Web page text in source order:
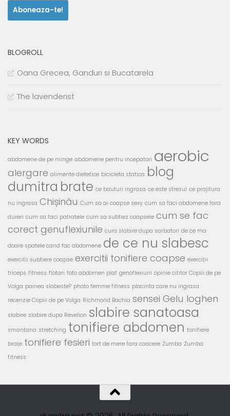
BLOGROLL
Oana Grecea, Ganduri si Bucatarela
The lavenderist
KEY WORDS
abdomene de pe minge abdomene pentru incepatori aerobic
alergare alimente dietetice bicicleta statica blog
dumitra brate ce bauturi ingrasa ce este stresul ce prajitura
nu ingrasa Chișinău Cum sa ai coapse sexy cum sa faci abdomene fara
dureri cum sa faci patratele cum sa subtiez coapsele cum se fac
corect genuflexiunile cura slabire dupa sarbatori de ce ma
doare spatele cand fac abdomene de ce nu slabesc
exercitii subtiere coapse exercitii tonifiere coapse exerciții
triceps fitness flotari foto abdomen plat genoflexiuni opinie cititor Copiii de pe
Volga painea slabeste? photo femme fitness placinta care nu ingrasa
recenzie Copiii de pe Volga Richmond Bachia sensei Gelu Ioghen
slabire slabire dupa Revelion slabire sanatoasa
smantana stretching tonifiere abdomen tonifiere
brațe tonifiere fesieri tort de mere fara coacere Zumba Zumba
fitness